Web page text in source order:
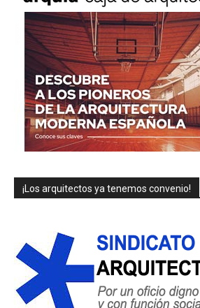
¡Los arquitectos ya tenemos convenio!